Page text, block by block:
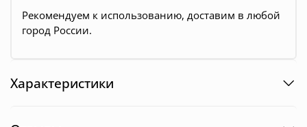
Рекомендуем к использованию, доставим в любой
город России.
Характеристики